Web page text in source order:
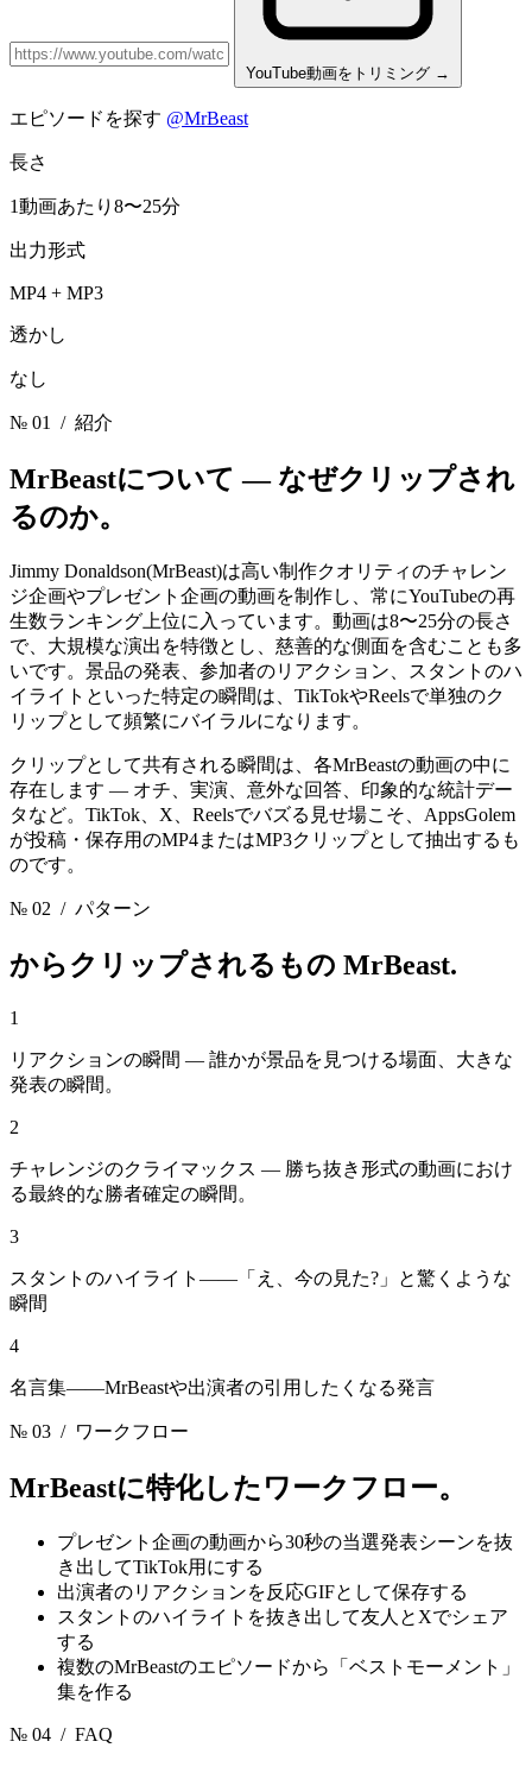
YouTube動画をトリミング →
エピソードを探す @MrBeast
長さ
1動画あたり8〜25分
出力形式
MP4 + MP3
透かし
なし
№ 01 / 紹介
MrBeastについて — なぜクリップされ
るのか。
Jimmy Donaldson(MrBeast)は高い制作クオリティのチャレン
ジ企画やプレゼント企画の動画を制作し、常にYouTubeの再
生数ランキング上位に入っています。動画は8〜25分の長さ
で、大規模な演出を特徴とし、慈善的な側面を含むことも多
いです。景品の発表、参加者のリアクション、スタントのハ
イライトといった特定の瞬間は、TikTokやReelsで単独のク
リップとして頻繁にバイラルになります。
クリップとして共有される瞬間は、各MrBeastの動画の中に
存在します — オチ、実演、意外な回答、印象的な統計デー
タなど。TikTok、X、Reelsでバズる見せ場こそ、AppsGolem
が投稿・保存用のMP4またはMP3クリップとして抽出するも
のです。
№ 02 / パターン
からクリップされるもの MrBeast.
1
リアクションの瞬間 — 誰かが景品を見つける場面、大きな
発表の瞬間。
2
チャレンジのクライマックス — 勝ち抜き形式の動画におけ
る最終的な勝者確定の瞬間。
3
スタントのハイライト——「え、今の見た?」と驚くような
瞬間
4
名言集——MrBeastや出演者の引用したくなる発言
№ 03 / ワークフロー
MrBeastに特化したワークフロー。
プレゼント企画の動画から30秒の当選発表シーンを抜
き出してTikTok用にする
出演者のリアクションを反応GIFとして保存する
スタントのハイライトを抜き出して友人とXでシェア
する
複数のMrBeastのエピソードから「ベストモーメント」
集を作る
№ 04 / FAQ